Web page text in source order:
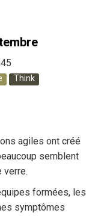
Think
agiles ont créé
semblent
verre.
formées, les
symptômes